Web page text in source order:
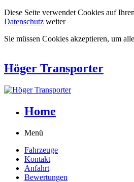
Diese Seite verwendet Cookies auf
Datenschutz weiter
Sie müssen Cookies akzeptieren, um
Höger Transporter
Home
Menü
Fahrzeuge
Kontakt
Anfahrt
Bewertungen